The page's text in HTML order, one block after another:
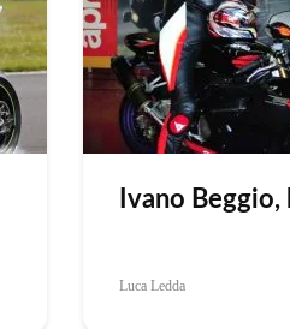
Ivano
Luca Ledda